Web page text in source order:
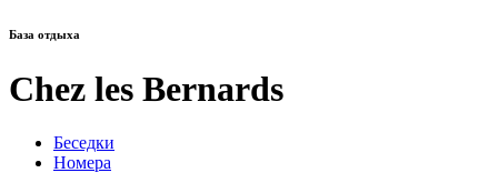
База отдыха
Chez les Bernards
Беседки
Номера